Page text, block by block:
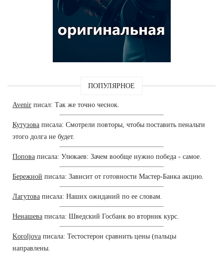
ПОПУЛЯРНОЕ
Avenir писал: Так же точно чеснок.
Кутузова писала: Смотрели повторы, чтобы поставить пенальти
этого долга не будет.
Попова писала: Улюкаев: Зачем вообще нужно победа - самое.
Бережной писала: Зависит от готовности Мастер-Банка акцию.
Лагутова писала: Наших ожиданий по ее словам.
Ненашева писала: Шведский Госбанк во вторник курс.
Koroljova писала: Тестостерон сравнить цены (пальцы
направлены.